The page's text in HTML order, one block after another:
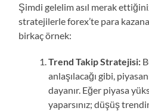
Şimdi gelelim asıl merak
stratejilerle forex’te para
birkaç örnek:
Trend Takip Stratejisi:
anlaşılacağı gibi,
dayanır. Eğer piyasa
yaparsınız; düşüş